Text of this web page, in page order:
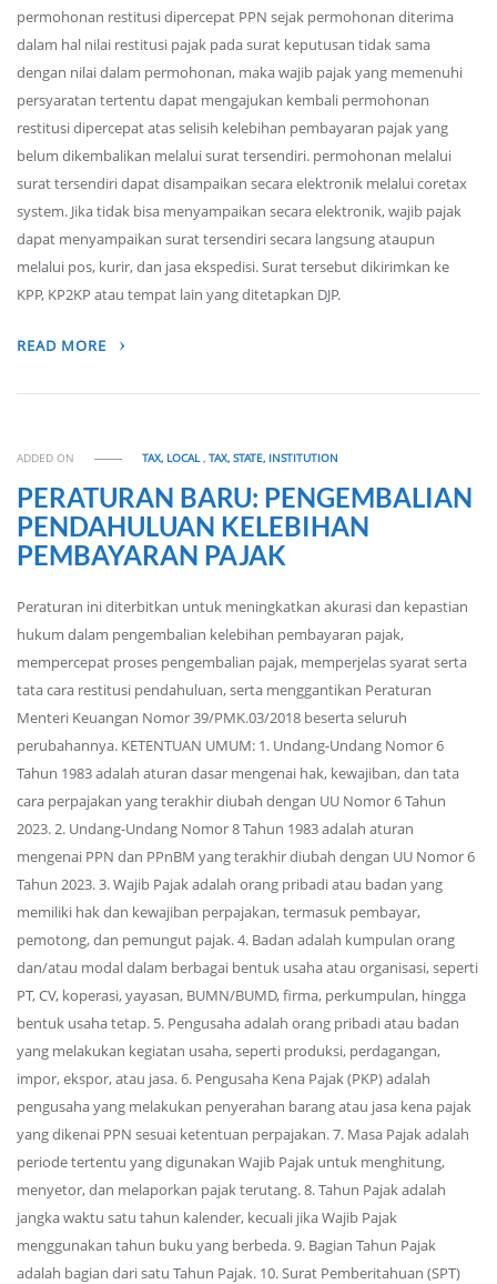
permohonan restitusi dipercepat PPN sejak permohonan diterima
dalam hal nilai restitusi pajak pada surat keputusan tidak sama
dengan nilai dalam permohonan, maka wajib pajak yang memenuhi
persyaratan tertentu dapat mengajukan kembali permohonan
restitusi dipercepat atas selisih kelebihan pembayaran pajak yang
belum dikembalikan melalui surat tersendiri. permohonan melalui
surat tersendiri dapat disampaikan secara elektronik melalui coretax
system. Jika tidak bisa menyampaikan secara elektronik, wajib pajak
dapat menyampaikan surat tersendiri secara langsung ataupun
melalui pos, kurir, dan jasa ekspedisi. Surat tersebut dikirimkan ke
KPP, KP2KP atau tempat lain yang ditetapkan DJP.
READ MORE
ADDED ON TAX, LOCAL,TAX, STATE, INSTITUTION
PERATURAN BARU: PENGEMBALIAN
PENDAHULUAN KELEBIHAN
PEMBAYARAN PAJAK
Peraturan ini diterbitkan untuk meningkatkan akurasi dan kepastian
hukum dalam pengembalian kelebihan pembayaran pajak,
mempercepat proses pengembalian pajak, memperjelas syarat serta
tata cara restitusi pendahuluan, serta menggantikan Peraturan
Menteri Keuangan Nomor 39/PMK.03/2018 beserta seluruh
perubahannya. KETENTUAN UMUM: 1. Undang-Undang Nomor 6
Tahun 1983 adalah aturan dasar mengenai hak, kewajiban, dan tata
cara perpajakan yang terakhir diubah dengan UU Nomor 6 Tahun
2023. 2. Undang-Undang Nomor 8 Tahun 1983 adalah aturan
mengenai PPN dan PPnBM yang terakhir diubah dengan UU Nomor 6
Tahun 2023. 3. Wajib Pajak adalah orang pribadi atau badan yang
memiliki hak dan kewajiban perpajakan, termasuk pembayar,
pemotong, dan pemungut pajak. 4. Badan adalah kumpulan orang
dan/atau modal dalam berbagai bentuk usaha atau organisasi, seperti
PT, CV, koperasi, yayasan, BUMN/BUMD, firma, perkumpulan, hingga
bentuk usaha tetap. 5. Pengusaha adalah orang pribadi atau badan
yang melakukan kegiatan usaha, seperti produksi, perdagangan,
impor, ekspor, atau jasa. 6. Pengusaha Kena Pajak (PKP) adalah
pengusaha yang melakukan penyerahan barang atau jasa kena pajak
yang dikenai PPN sesuai ketentuan perpajakan. 7. Masa Pajak adalah
periode tertentu yang digunakan Wajib Pajak untuk menghitung,
menyetor, dan melaporkan pajak terutang. 8. Tahun Pajak adalah
jangka waktu satu tahun kalender, kecuali jika Wajib Pajak
menggunakan tahun buku yang berbeda. 9. Bagian Tahun Pajak
adalah bagian dari satu Tahun Pajak. 10. Surat Pemberitahuan (SPT)